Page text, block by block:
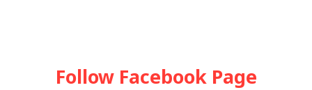
Follow Facebook Page